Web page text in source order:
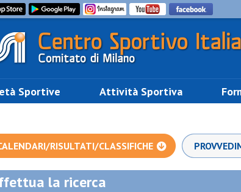
Sportive Attività Sportiva
RISULTATI/CLASSIFICHE
la ricerca